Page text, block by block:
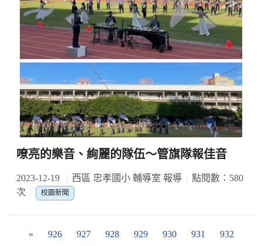
嘹亮的樂音、絢麗的隊伍〜管旗隊報佳音
2023-12-19 西區 忠孝國小 輔導室 報導
點閱數：580
次
校園新聞
« 926 927 928 929 930 931 932